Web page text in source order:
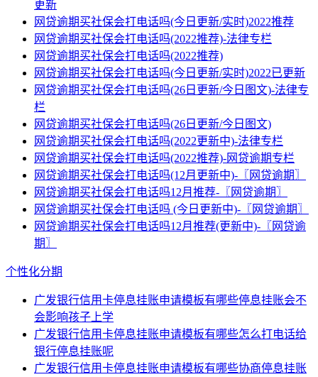
更新
网贷逾期买社保会打电话吗(今日更新/实时)2022推荐
网贷逾期买社保会打电话吗(2022推荐)-法律专栏
网贷逾期买社保会打电话吗(2022推荐)
网贷逾期买社保会打电话吗(今日更新/实时)2022已更新
网贷逾期买社保会打电话吗(26日更新/今日图文)-法律专
栏
网贷逾期买社保会打电话吗(26日更新/今日图文)
网贷逾期买社保会打电话吗(2022更新中)-法律专栏
网贷逾期买社保会打电话吗(2022推荐)-网贷逾期专栏
网贷逾期买社保会打电话吗(12月更新中)-〖网贷逾期〗
网贷逾期买社保会打电话吗12月推荐-〖网贷逾期〗
网贷逾期买社保会打电话吗 (今日更新中)-〖网贷逾期〗
网贷逾期买社保会打电话吗12月推荐(更新中)-〖网贷逾
期〗
个性化分期
广发银行信用卡停息挂账申请模板有哪些停息挂账会不
会影响孩子上学
广发银行信用卡停息挂账申请模板有哪些怎么打电话给
银行停息挂账呢
广发银行信用卡停息挂账申请模板有哪些协商停息挂账